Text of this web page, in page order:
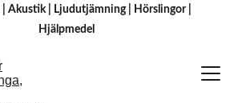
Akustik | Ljudutjämning | Hörslingor |
H jälpmedel